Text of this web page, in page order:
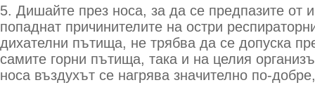
5. Дишайте през носа, за да се предпазите от
попаднат причинителите на остри
дихателни пътища, не трябва да се допуска
самите горни пътища, така и на целия
носа въздухът се нагрява значително по-